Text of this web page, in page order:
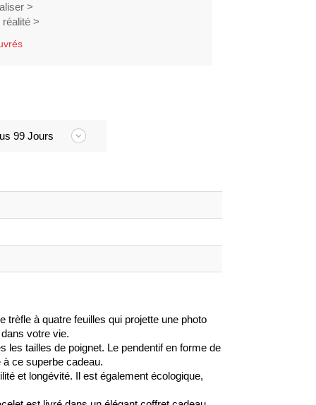
>
>
99 Jours
à quatre feuilles qui projette une photo
votre vie.
les tailles de poignet. Le pendentif en forme de
ce superbe cadeau.
et longévité. Il est également écologique,